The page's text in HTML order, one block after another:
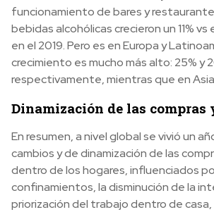
funcionamiento de bares y
bebidas alcohólicas crecieron un 11%
en el 2019. Pero es en Europa y
crecimiento es mucho más alto: 25% y
respectivamente, mientras que en
Dinamización de las compras
En resumen, a nivel global se vivió un
cambios y de dinamización de las
dentro de los hogares, influenciados
confinamientos, la disminución de la
priorización del trabajo dentro de